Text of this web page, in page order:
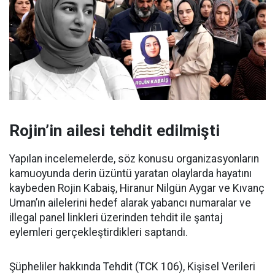
Rojin’in ailesi tehdit edilmişti
Yapılan incelemelerde, söz konusu organizasyonların
kamuoyunda derin üzüntü yaratan olaylarda hayatını
kaybeden Rojin Kabaiş, Hiranur Nilgün Aygar ve Kıvanç
Uman’ın ailelerini hedef alarak yabancı numaralar ve
illegal panel linkleri üzerinden tehdit ile şantaj
eylemleri gerçekleştirdikleri saptandı.
Şüpheliler hakkında Tehdit (TCK 106), Kişisel Verileri